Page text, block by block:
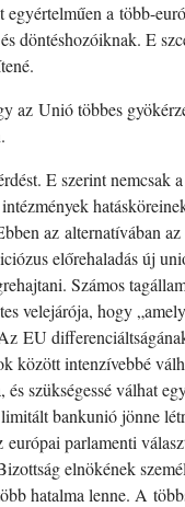
a több-
döntéshozóiknak. E
az Unió többes
E szerint
az alternatívában
előrehaladás új
Számos
velejárója, hogy
EU
között intenzívebbé
szükségessé válhat
bankunió jönne
parlamenti
elnökének
hatalma lenne. A